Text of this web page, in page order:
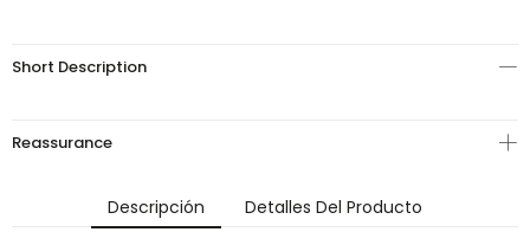
Short Description
Reassurance
Descripción Detalles Del Producto